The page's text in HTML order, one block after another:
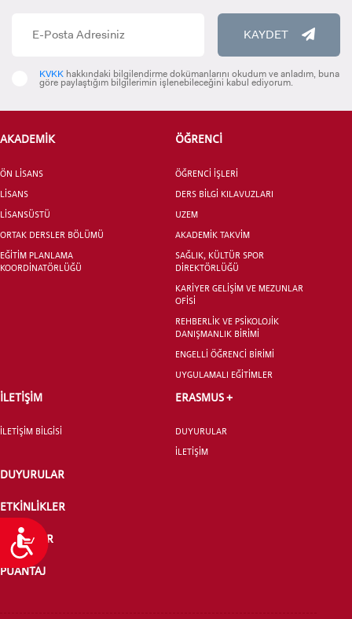
Ulaşılabilirlik
KAYDET
KVKK hakkındaki bilgilendirme dokümanlarını okudum ve anladım, buna
göre paylaştığım bilgilerimin işlenebileceğini kabul ediyorum.
AKADEMİK
ÖN LİSANS
LİSANS
LİSANSÜSTÜ
ORTAK DERSLER BÖLÜMÜ
EĞİTİM PLANLAMA
KOORDİNATÖRLÜĞÜ
ÖĞRENCİ
ÖĞRENCİ İŞLERİ
DERS BİLGİ KILAVUZLARI
UZEM
AKADEMİK TAKVİM
SAĞLIK, KÜLTÜR SPOR
DİREKTÖRLÜĞÜ
KARİYER GELİŞİM VE MEZUNLAR
OFİSİ
REHBERLİK VE PSİKOLOJİK
DANIŞMANLIK BİRİMİ
ENGELLİ ÖĞRENCİ BİRİMİ
UYGULAMALI EĞİTİMLER
İLETİŞİM
İLETİŞİM BİLGİSİ
ERASMUS +
DUYURULAR
İLETİŞİM
DUYURULAR
ETKİNLİKLER
HABERLER
PUANTAJ